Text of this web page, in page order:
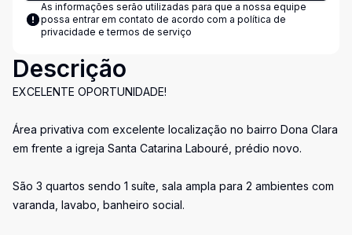
As informações serão utilizadas para que a nossa equipe
possa entrar em contato de acordo com a política de
privacidade e termos de serviço
Descrição
EXCELENTE OPORTUNIDADE!
Área privativa com excelente localização no bairro Dona Clara
em frente a igreja Santa Catarina Labouré, prédio novo.
São 3 quartos sendo 1 suíte, sala ampla para 2 ambientes com
varanda, lavabo, banheiro social.